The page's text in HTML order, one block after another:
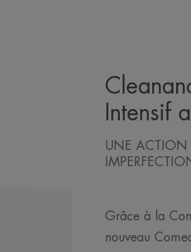
Intensif
UNE ACTION
Grâce à la
nouveau